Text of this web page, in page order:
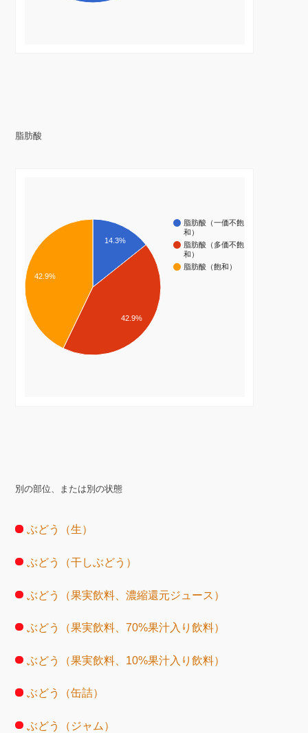
脂肪酸
脂肪酸（一価不飽
和）
脂肪酸（多価不飽
和）
脂肪酸（飽和）
14.3%
42.9%
42.9%
別の部位、または別の状態
ぶどう（生）
ぶどう（干しぶどう）
ぶどう（果実飲料、濃縮還元ジュース）
ぶどう（果実飲料、70%果汁入り飲料）
ぶどう（果実飲料、10%果汁入り飲料）
ぶどう（缶詰）
ぶどう（ジャム）